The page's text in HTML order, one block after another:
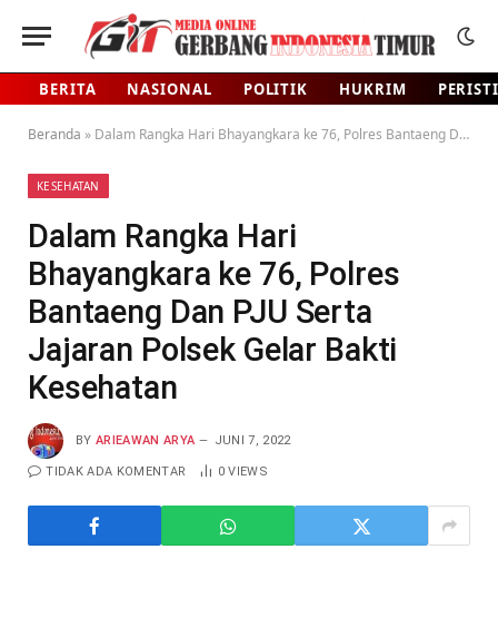
BERITA NASIONAL POLITIK HUKRIM
Beranda » Dalam Rangka Hari Bhayangkara ke 76, Polres Bantaeng Dan PJU Serta Jajaran Polsek Gelar Bakti Kesehatan
KESEHATAN
Dalam Rangka Hari
Bhayangkara ke 76, Polres
Bantaeng Dan PJU Serta
Jajaran Polsek Gelar Bakti
Kesehatan
BY ARIEAWAN ARYA JUNI 7, 2022
TIDAK ADA KOMENTAR 0VIEWS